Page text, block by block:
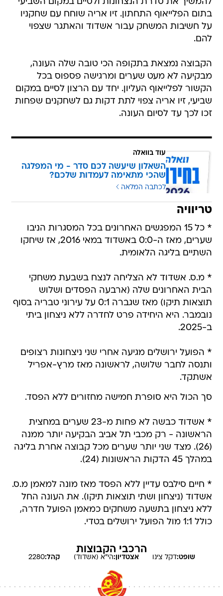
בתום הפלייאוף התחתון. זיו אריה שוחח עם שחקניו
על חשיבות המשחק עבור אשדוד והאתגר שצפוי
להם.
הקבוצה נמצאת בתקופה הכי טובה שלה העונה,
מבקיעה לא מעט שערים ומרגישה פספוס בכל
הקשור לפלייאוף העליון. יחד עם הרצון לסיים במקום
שביעי, זיו אריה צפוי לתת דקות גם לשחקנים שפחות
זכו לכך עד לסיום העונה.
עוד בוואלה
השאלון שיעשה לכם סדר - מי המפלגה
שהכי מתאימה לעמדות שלכם?
לכתבה המלאה
טריוויה
* כל 15 המפגשים האחרונים בכל המסגרות הניבו
שערים, מאז ה-0:0 באשדוד במאי 2016, אז שיחקו
השתיים בליגה הלאומית.
* מ.ס. אשדוד לא הצליחה לנצח בשבעת משחקי
הבית האחרונים שלה (ארבעה הפסדים ושלוש
תוצאות תיקו) מאז שגברה 0:1 על עירוני טבריה בסוף
נובמבר. היא היחידה פרט לחדרה ללא ניצחון ביתי
ב-2025.
* הפועל ירושלים מגיעה אחרי שני ניצחונות רצופים
ותנסה לחבר שלושה, לראשונה מאז מרץ-אפריל
אשתקד.
סך הכול היא סופרת חמישה מחזורים ללא הפסד.
* אשדוד כבשה לא פחות מ-23 שערים במחצית
הראשונה - רק מכבי תל אביב הבקיעה יותר ממנה
(26). מצד שני יותר שערים מכל קבוצה אחרת בליגה
במהלך 45 הדקות הראשונות (24).
* חיים סילבס עדיין ללא הפסד מאז מונה למאמן מ.ס.
אשדוד (ניצחון ושתי תוצאות תיקו). את העונה החל
ללא ניצחון בתשעה משחקים כמאמן הפועל חדרה,
כולל 1:1 מול הפועל ירושלים בטדי.
הרכבי הקבוצות
שופט:דקל צינו אצטדיון:הי"א (אשדוד) קהל:2280